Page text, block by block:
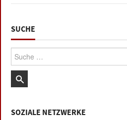
SUCHE
Suche:
SOZIALE NETZWERKE